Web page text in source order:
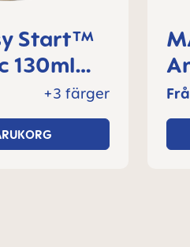
Start™
130ml
0+
del
+3 färger